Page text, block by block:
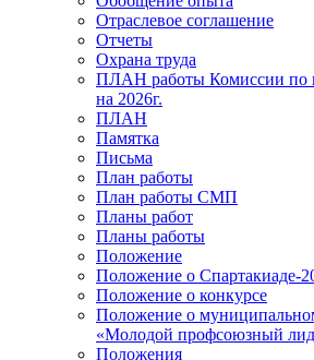
Отраслевое соглашение
Отчеты
Охрана труда
ПЛАН работы Комиссии по
на 2026г.
ПЛАН
Памятка
Письма
План работы
План работы СМП
Планы работ
Планы работы
Положение
Положение о Спартакиаде-
Положение о конкурсе
Положение о
«Молодой профсоюзный
Положения